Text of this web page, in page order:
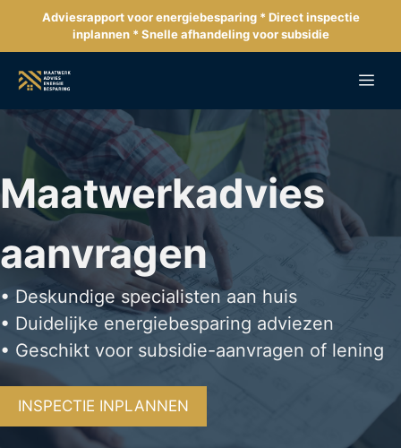
de
inhoud
Adviesrapport voor energiebesparing * Direct inspectie
inplannen * Snelle afhandeling voor subsidie
Maatwerkadvies
aanvragen
• Deskundige specialisten aan huis
• Duidelijke energiebesparing adviezen
• Geschikt voor subsidie-aanvragen of lening
INSPECTIE INPLANNEN